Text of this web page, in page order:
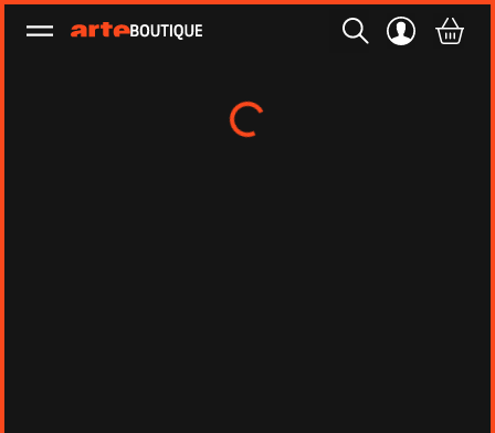
Ouvrir le menu